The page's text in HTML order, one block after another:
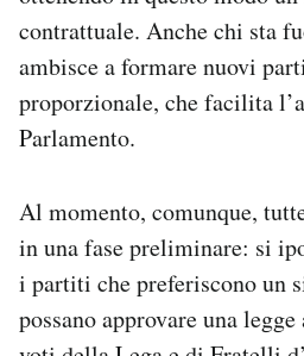
contrattuale. Anche chi sta
ambisce a formare nuovi
proporzionale, che facilita
Parlamento.
Al momento, comunque,
in una fase preliminare: si
i partiti che preferiscono un
possano approvare una